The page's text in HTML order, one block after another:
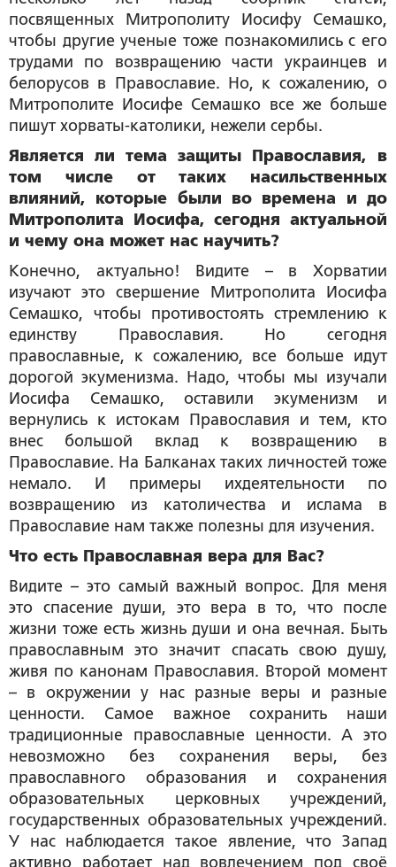
посвященных Митрополиту Иосифу Семашко,
чтобы другие ученые тоже познакомились с его
трудами по возвращению части украинцев и
белорусов в Православие. Но, к сожалению, о
Митрополите Иосифе Семашко все же больше
пишут хорваты-католики, нежели сербы.
Является ли тема защиты Православия, в
том числе от таких насильственных
влияний, которые были во времена и до
Митрополита Иосифа, сегодня актуальной
и чему она может нас научить?
Конечно, актуально! Видите – в Хорватии
изучают это свершение Митрополита Иосифа
Семашко, чтобы противостоять стремлению к
единству Православия. Но сегодня
православные, к сожалению, все больше идут
дорогой экуменизма. Надо, чтобы мы изучали
Иосифа Семашко, оставили экуменизм и
вернулись к истокам Православия и тем, кто
внес большой вклад к возвращению в
Православие. На Балканах таких личностей тоже
немало. И примеры ихдеятельности по
возвращению из католичества и ислама в
Православие нам также полезны для изучения.
Что есть Православная вера для Вас?
Видите – это самый важный вопрос. Для меня
это спасение души, это вера в то, что после
жизни тоже есть жизнь души и она вечная. Быть
православным это значит спасать свою душу,
живя по канонам Православия. Второй момент
– в окружении у нас разные веры и разные
ценности. Самое важное сохранить наши
традиционные православные ценности. А это
невозможно без сохранения веры, без
православного образования и сохранения
образовательных церковных учреждений,
государственных образовательных учреждений.
У нас наблюдается такое явление, что Запад
активно работает над вовлечением под своё